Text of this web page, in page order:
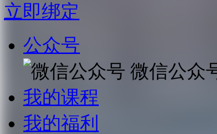
立即绑定
公众号
微信公众
我的课程
我的福利